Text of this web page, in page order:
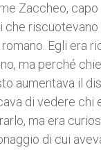
Zaccheo, capo
che
Egli era
ma perché
aumentava il
di vedere chi
ma era
di cui